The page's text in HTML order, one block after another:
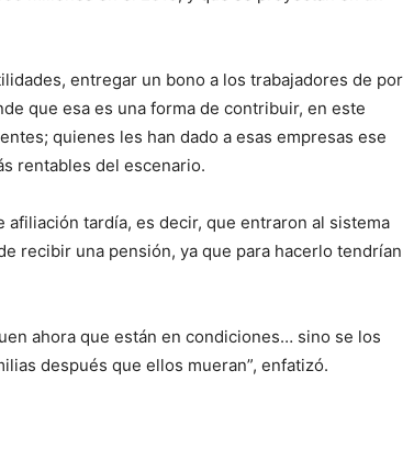
entregar un bono a los trabajadores de por
que esa es una forma de contribuir, en este
quienes les han dado a esas empresas ese
rentables del escenario.
tardía, es decir, que entraron al sistema
recibir una pensión, ya que para hacerlo tendrían
ahora que están en condiciones… sino se los
después que ellos mueran”, enfatizó.